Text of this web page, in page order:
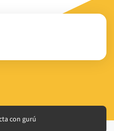
con gurú